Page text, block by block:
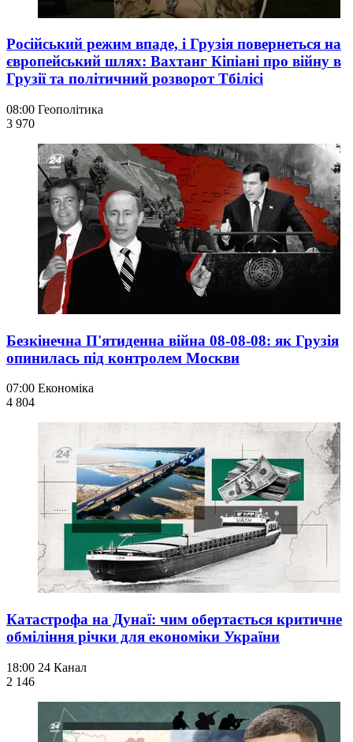
Російський режим впаде, і Грузія повернеться на
європейський шлях: Вахтанг Кіпіані про війну в
Грузії та політичний розворот Тбілісі
08:00 Геополітика
3 970
Безкінечна П'ятиденна війна 08-08-08: як Грузія
опинилась під контролем Москви
07:00 Економіка
4 804
Катастрофа на Дунаї: чим обертається критичне
обміління річки для економіки України
18:00 24 Канал
2 146